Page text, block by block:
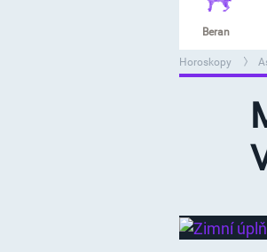
Beran
Horoskopy